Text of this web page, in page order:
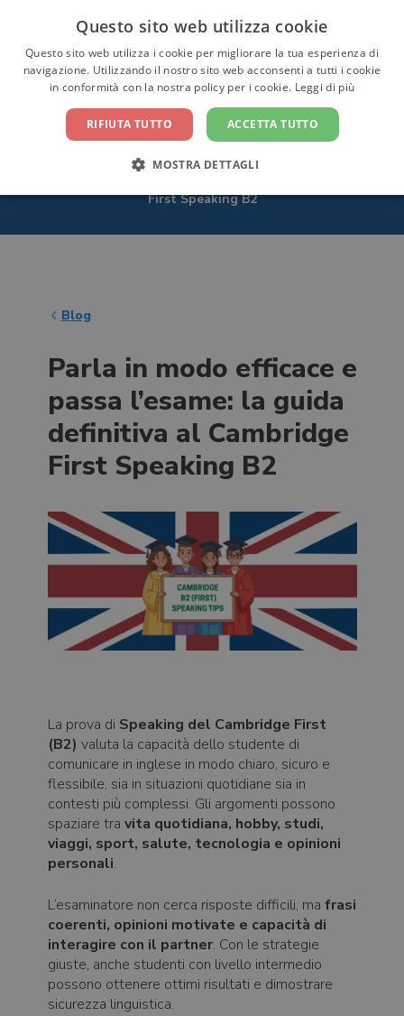
CONTATTACI
/ Suggerimenti Per Esame Cambridge
First Speaking B2
Blog
Parla in modo efficace e
passa l’esame: la guida
definitiva al Cambridge
First Speaking B2
La prova di Speaking del Cambridge First
(B2) valuta la capacità dello studente di
comunicare in inglese in modo chiaro, sicuro e
flessibile, sia in situazioni quotidiane sia in
contesti più complessi. Gli argomenti possono
spaziare tra vita quotidiana, hobby, studi,
viaggi, sport, salute, tecnologia e opinioni
personali.
L’esaminatore non cerca risposte difficili, ma frasi
coerenti, opinioni motivate e capacità di
interagire con il partner. Con le strategie
giuste, anche studenti con livello intermedio
possono ottenere ottimi risultati e dimostrare
sicurezza linguistica.
Questo sito web utilizza cookie
Questo sito web utilizza i cookie per migliorare la tua esperienza di
navigazione. Utilizzando il nostro sito web acconsenti a tutti i cookie
in conformità con la nostra policy per i cookie. Leggi di più
ACCETTA TUTTO
RIFIUTA TUTTO
MOSTRA DETTAGLI